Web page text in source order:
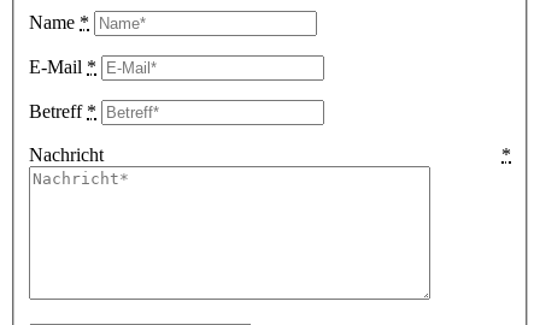
Name *
E-Mail *
Betreff *
Nachricht *